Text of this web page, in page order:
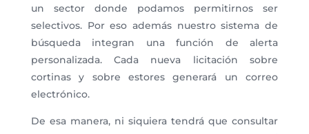
un sector donde podamos permitirnos ser
selectivos. Por eso además nuestro sistema de
búsqueda integran una función de alerta
personalizada. Cada nueva licitación sobre
cortinas y sobre estores generará un correo
electrónico.
De esa manera, ni siquiera tendrá que consultar